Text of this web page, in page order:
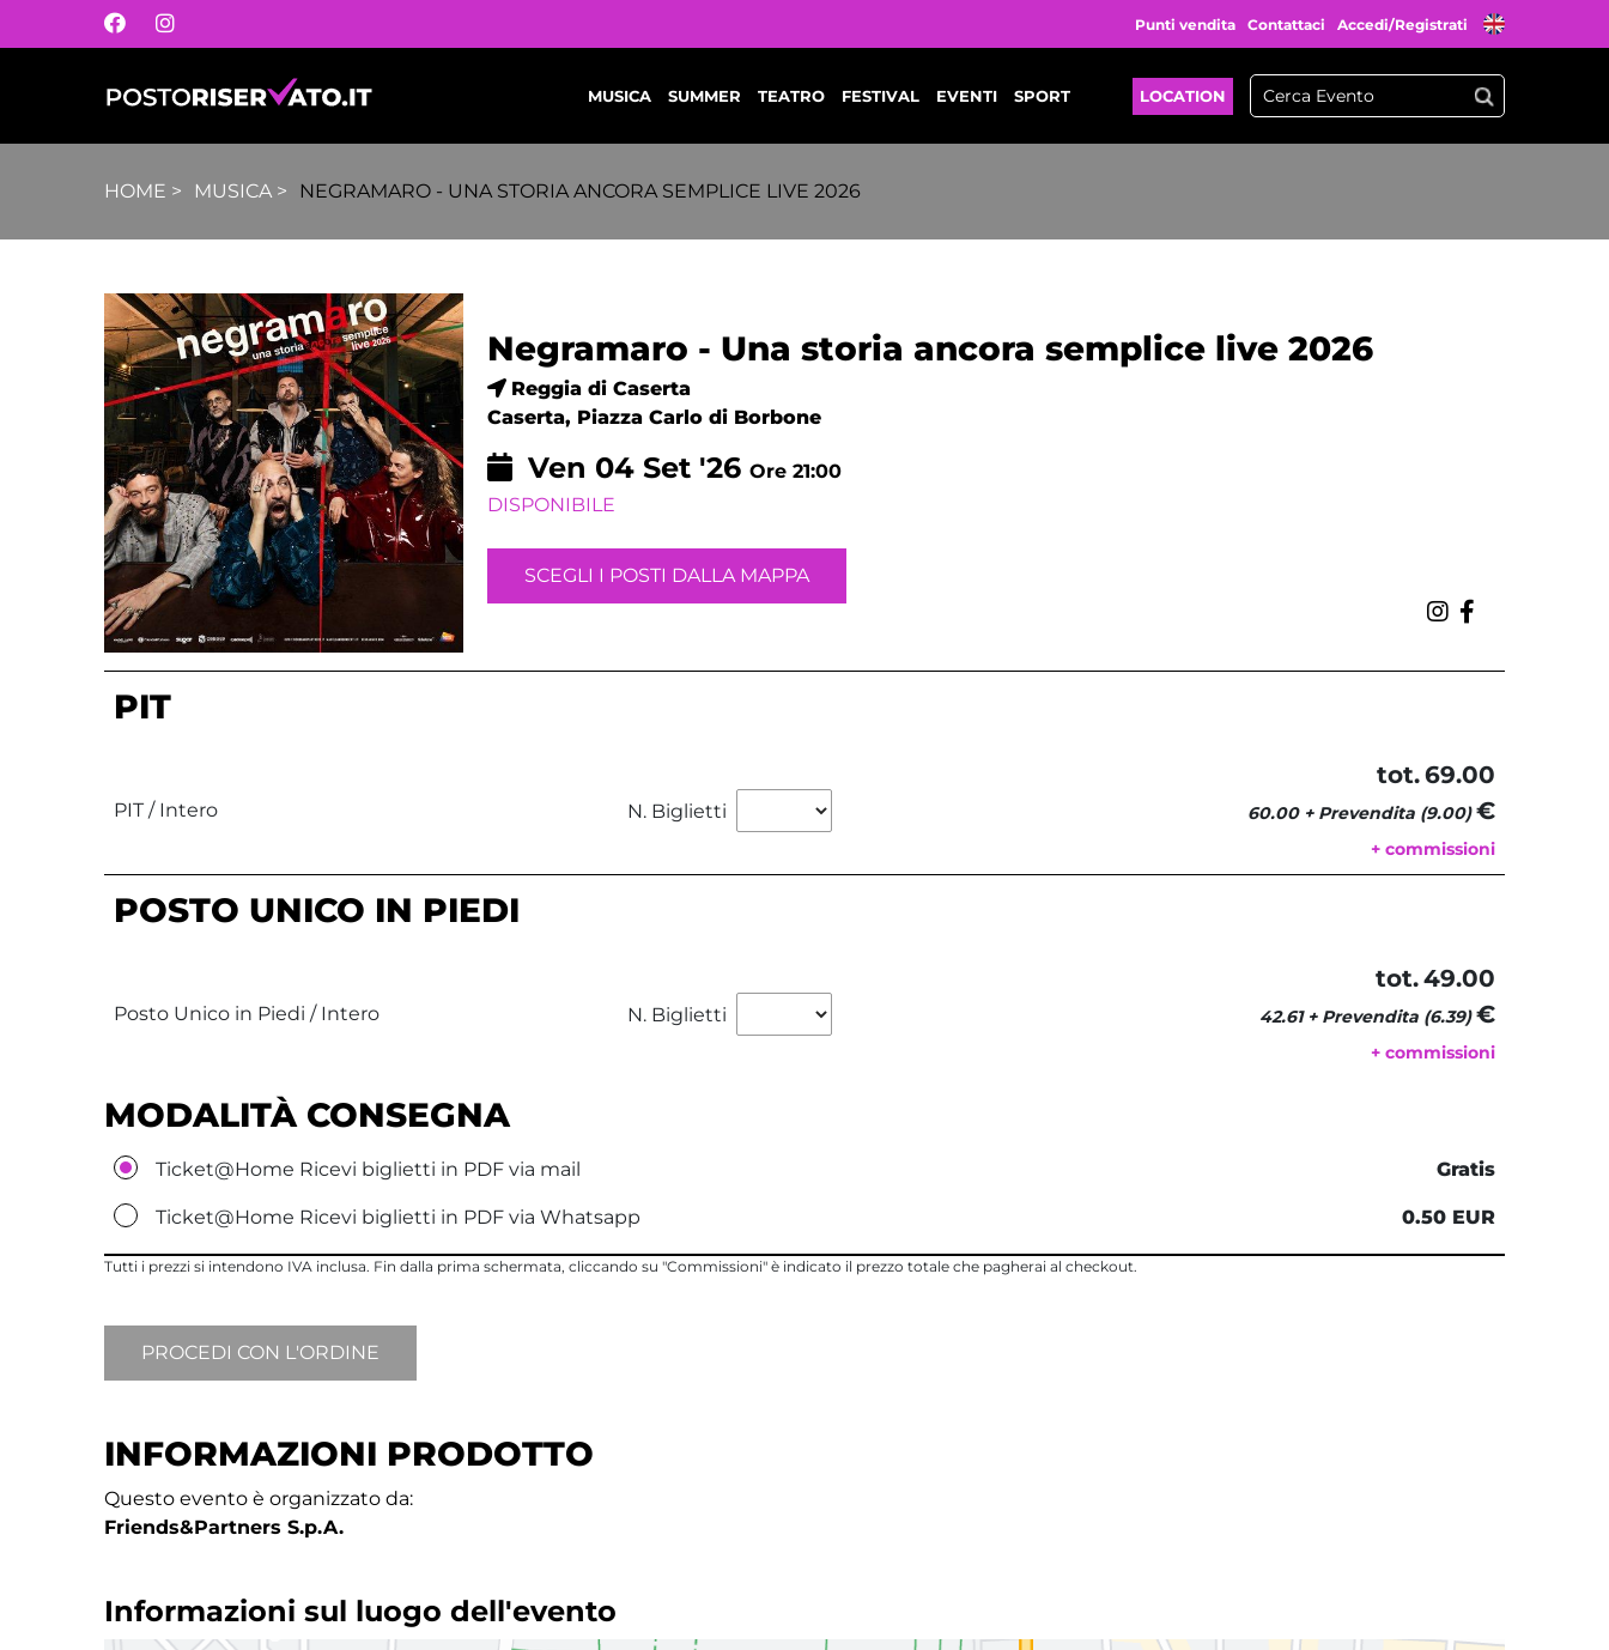
Punti vendita Contattaci Accedi/Registrati
MUSICA SUMMER TEATRO FESTIVAL EVENTI SPORT LOCATION
HOME > MUSICA> NEGRAMARO - UNA STORIA ANCORA SEMPLICE LIVE 2026
Negramaro - Una storia ancora semplice live 2026
Reggia di Caserta
Caserta, Piazza Carlo di Borbone
Ven 04 Set '26 Ore 21:00
DISPONIBILE
SCEGLI I POSTI DALLA MAPPA
PIT
PIT / Intero N. Biglietti
tot.69.00
60.00 + Prevendita (9.00)€
+ commissioni
POSTO UNICO IN PIEDI
Posto Unico in Piedi / Intero N. Biglietti
tot.49.00
42.61 + Prevendita (6.39)€
+ commissioni
MODALITÀ CONSEGNA
Ticket@Home Ricevi biglietti in PDF via mail Gratis
Ticket@Home Ricevi biglietti in PDF via Whatsapp 0.50 EUR
Tutti i prezzi si intendono IVA inclusa. Fin dalla prima schermata, cliccando su "Commissioni" è indicato il prezzo totale che pagherai al checkout.
INFORMAZIONI PRODOTTO
Questo evento è organizzato da:
Friends&Partners S.p.A.
Informazioni sul luogo dell'evento